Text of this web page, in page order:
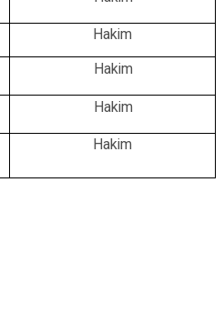
Hakim
Hakim
Hakim
Hakim